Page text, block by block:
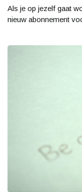
Als je op jezelf gaat
nieuw abonnement